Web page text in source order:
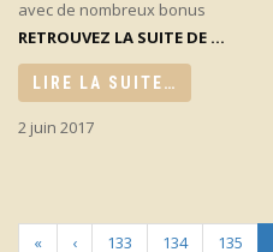
avec de nombreux bonus
RETROUVEZ LA SUITE DE ...
LIRE LA SUITE…
2 juin 2017
« ‹ 133 134 135